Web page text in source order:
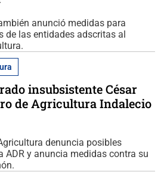
anunció medidas para
de las entidades adscritas al
insubsistente César
de Agricultura Indalecio
denuncia posibles
ADR y anuncia medidas contra su